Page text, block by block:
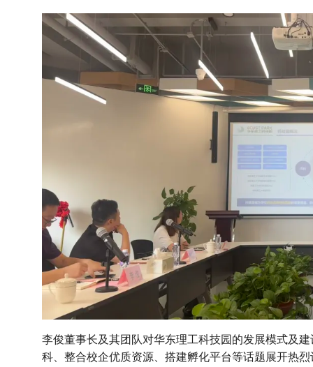
李俊董事长及其团队对华东理工科技园的发展模式及
科、整合校企优质资源、搭建孵化平台等话题展开热